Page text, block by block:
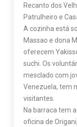
Recanto dos
Patrulheiro e
A cozinha está
Massao e dona
oferecem
suchi. Os
mesclado com
Venezuela, tem
visitantes.
Na barraca tem
oficina de